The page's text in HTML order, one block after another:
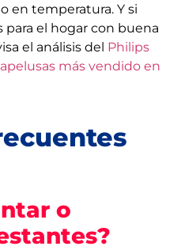
en temperatura. Y si
el hogar con buena
el análisis del Philips
más vendido en
o